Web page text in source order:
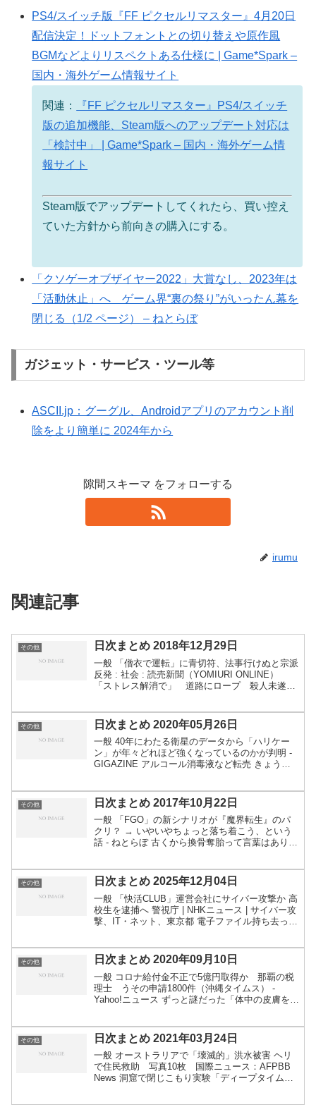
PS4/スイッチ版『FF ピクセルリマスター』4月20日
配信決定！ドットフォントとの切り替えや原作風
BGMなどよりリスペクトある仕様に | Game*Spark –
国内・海外ゲーム情報サイト
関連：
『FF ピクセルリマスター』PS4/スイッチ
版の追加機能、Steam版へのアップデート対応は
「検討中」 | Game*Spark – 国内・海外ゲーム情
報サイト
Steam版でアップデートしてくれたら、買い控え
ていた方針から前向きの購入にする。
「クソゲーオブザイヤー2022」大賞なし、2023年は
「活動休止」へ ゲーム界“裏の祭り”がいったん幕を
閉じる（1/2 ページ） – ねとらぼ
ガジェット・サービス・ツール等
ASCII.jp：グーグル、Androidアプリのアカウント削
除をより簡単に 2024年から
隙間スキーマ をフォローする
irumu
関連記事
その他 日次まとめ 2018年12月29日
一般 「僧衣で運転」に青切符、法事行けぬと宗派
反発 : 社会 : 読売新聞（YOMIURI ONLINE）
「ストレス解消で」 道路にロープ 殺人未遂容
その他 日次まとめ 2020年05月26日
一般 40年にわたる衛星のデータから「ハリケー
ン」が年々どれほど強くなっているのかが判明 -
GIGAZINE アルコール消毒液など転売 きょうか
その他 日次まとめ 2017年10月22日
一般 「FGO」の新シナリオが『魔界転生』のパ
クリ？ → いやいやちょっと落ち着こう、という
話 - ねとらぼ 古くから換骨奪胎って言葉はありま
コントロ...
その他 日次まとめ 2025年12月04日
一般 「快活CLUB」運営会社にサイバー攻撃か 高
校生を逮捕へ 警視庁 | NHKニュース | サイバー攻
撃、IT・ネット、東京都 電子ファイル持ち去った
その他 日次まとめ 2020年09月10日
一般 コロナ給付金不正で5億円取得か 那覇の税
理士 うその申請1800件（沖縄タイムス） -
Yahoo!ニュース ずっと謎だった「体中の皮膚を擦
その他 日次まとめ 2021年03月24日
一般 オーストラリアで「壊滅的」洪水被害 ヘリ
で住民救助 写真10枚 国際ニュース：AFPBB
News 洞窟で閉じこもり実験「ディープタイム」